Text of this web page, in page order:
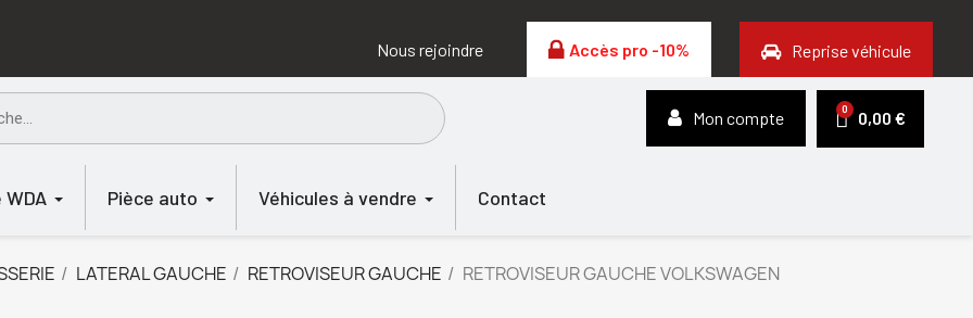
Nous rejoindre Accès pro -10% Reprise véhicule
Mon compte 0,00 €
WDA Pièce auto Véhicules à vendre Contact
LATERAL GAUCHE RETROVISEUR GAUCHE RETROVISEUR GAUCHE VOLKSWAGEN